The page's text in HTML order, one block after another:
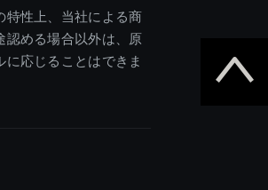
特性上、当社による商
認める場合以外は、原
応じることはできま